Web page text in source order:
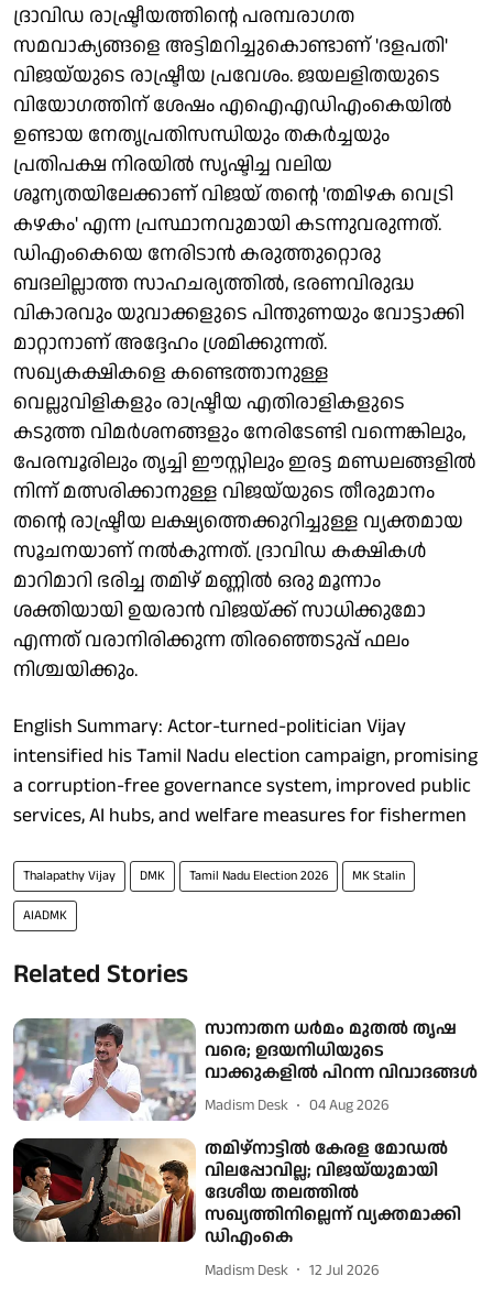
ദ്രാവിഡ രാഷ്ട്രീയത്തിന്റെ പരമ്പരാഗത
സമവാക്യങ്ങളെ അട്ടിമറിച്ചുകൊണ്ടാണ് 'ദളപതി'
വിജയ്‌യുടെ രാഷ്ട്രീയ പ്രവേശം. ജയലളിതയുടെ
വിയോഗത്തിന് ശേഷം എഐഎഡിഎംകെയിൽ
ഉണ്ടായ നേതൃപ്രതിസന്ധിയും തകർച്ചയും
പ്രതിപക്ഷ നിരയിൽ സൃഷ്ടിച്ച വലിയ
ശൂന്യതയിലേക്കാണ് വിജയ് തന്റെ 'തമിഴക വെട്രി
കഴകം' എന്ന പ്രസ്ഥാനവുമായി കടന്നുവരുന്നത്.
ഡിഎംകെയെ നേരിടാൻ കരുത്തുറ്റൊരു
ബദലില്ലാത്ത സാഹചര്യത്തിൽ, ഭരണവിരുദ്ധ
വികാരവും യുവാക്കളുടെ പിന്തുണയും വോട്ടാക്കി
മാറ്റാനാണ് അദ്ദേഹം ശ്രമിക്കുന്നത്.
സഖ്യകക്ഷികളെ കണ്ടെത്താനുള്ള
വെല്ലുവിളികളും രാഷ്ട്രീയ എതിരാളികളുടെ
കടുത്ത വിമർശനങ്ങളും നേരിടേണ്ടി വന്നെങ്കിലും,
പേരമ്പൂരിലും തൃച്ചി ഈസ്റ്റിലും ഇരട്ട മണ്ഡലങ്ങളിൽ
നിന്ന് മത്സരിക്കാനുള്ള വിജയ്‌യുടെ തീരുമാനം
തന്റെ രാഷ്ട്രീയ ലക്ഷ്യത്തെക്കുറിച്ചുള്ള വ്യക്തമായ
സൂചനയാണ് നൽകുന്നത്. ദ്രാവിഡ കക്ഷികൾ
മാറിമാറി ഭരിച്ച തമിഴ് മണ്ണിൽ ഒരു മൂന്നാം
ശക്തിയായി ഉയരാൻ വിജയ്‌ക്ക് സാധിക്കുമോ
എന്നത് വരാനിരിക്കുന്ന തിരഞ്ഞെടുപ്പ് ഫലം
നിശ്ചയിക്കും.
English Summary: Actor-turned-politician Vijay
intensified his Tamil Nadu election campaign, promising
a corruption-free governance system, improved public
services, AI hubs, and welfare measures for fishermen
Thalapathy Vijay DMK Tamil Nadu Election 2026 MK Stalin
AIADMK
Related Stories
സാനാതന ധര്‍മം മുതല്‍ തൃഷ
വരെ; ഉദയനിധിയുടെ
വാക്കുകളില്‍ പിറന്ന വിവാദങ്ങള്‍
Madism Desk 04 Aug 2026
തമിഴ്‌നാട്ടിൽ കേരള മോഡൽ
വിലപ്പോവില്ല; വിജയ്‌യുമായി
ദേശീയ തലത്തിൽ
സഖ്യത്തിനില്ലെന്ന് വ്യക്തമാക്കി
ഡിഎംകെ
Madism Desk 12 Jul 2026